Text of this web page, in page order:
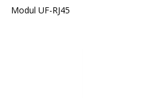
Modul UF-RJ45